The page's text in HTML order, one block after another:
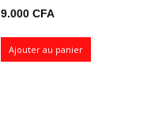
9.000 CFA
Ajouter au panier